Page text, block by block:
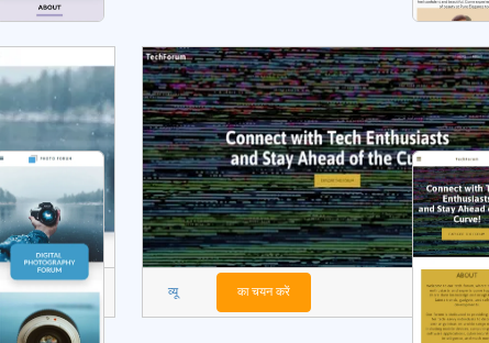
व्यू का चयन करें